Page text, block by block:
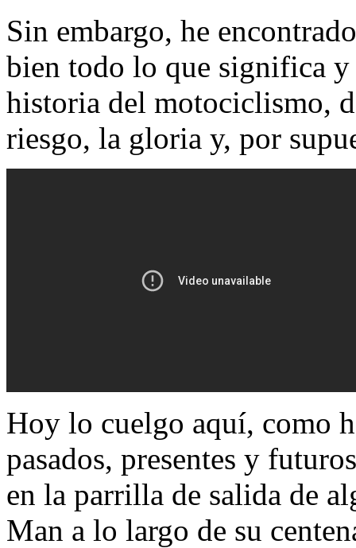
Sin embargo, he
bien todo lo que significa y
historia del motociclismo,
riesgo, la gloria y, por
Hoy lo cuelgo aquí, como
pasados, presentes y
en la parrilla de salida de
Man a lo largo de su